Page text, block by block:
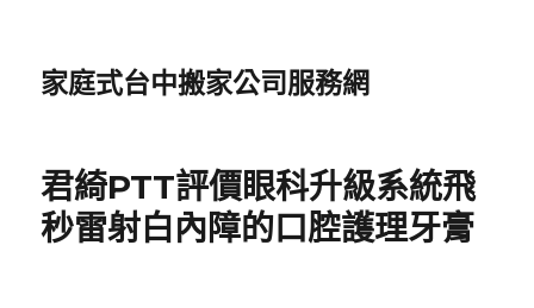
家庭式台中搬家公司服務網
君綺PTT評價眼科升級系統飛
秒雷射白內障的口腔護理牙膏